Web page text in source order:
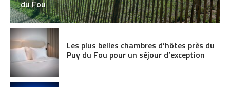
du Fou
Les plus belles chambres d’hôtes près du
Puy du Fou pour un séjour d’exception